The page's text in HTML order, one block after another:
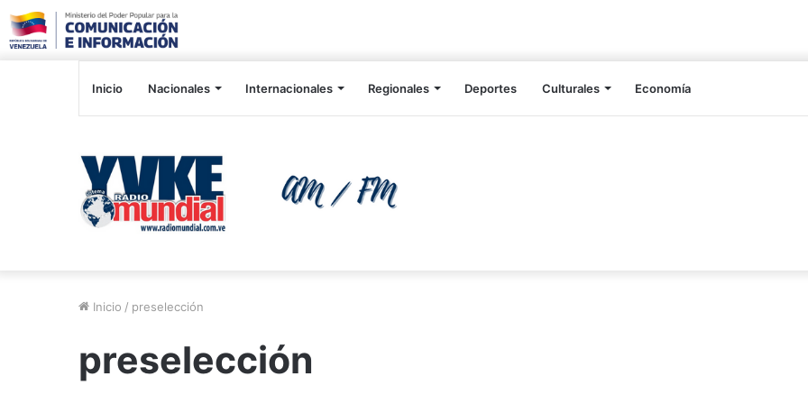
Inicio Nacionales Internacionales Regionales Deportes Culturales Economía
Inicio / preselección
preselección